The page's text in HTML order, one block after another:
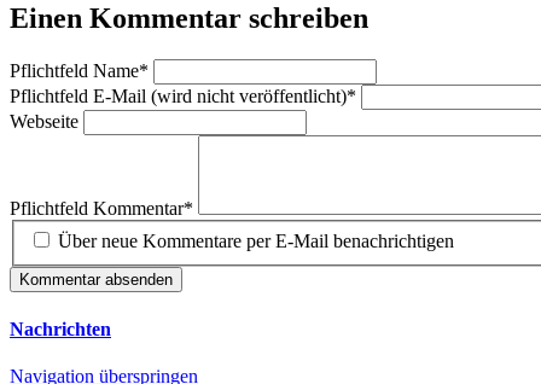
Einen Kommentar schreiben
Pflichtfeld Name*
Pflichtfeld E-Mail (wird nicht veröffentlicht)*
Webseite
Pflichtfeld Kommentar*
Über neue Kommentare per E-Mail benachrichtigen
Kommentar absenden
Nachrichten
Navigation überspringen